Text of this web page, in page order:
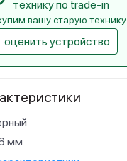
мм
технику по trade-in
вашу старую технику
оценить устройство